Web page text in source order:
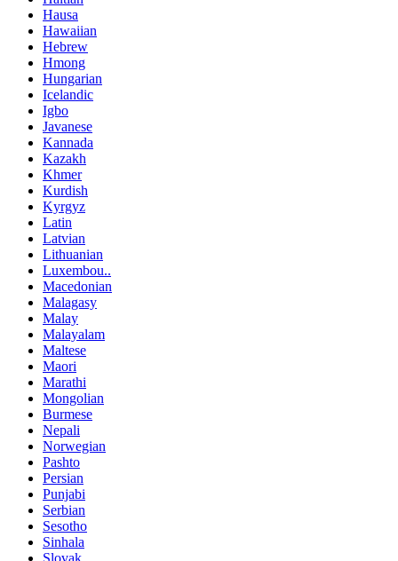
Hausa
Hawaiian
Hebrew
Hmong
Hungarian
Icelandic
Igbo
Javanese
Kannada
Kazakh
Khmer
Kurdish
Kyrgyz
Latin
Latvian
Lithuanian
Luxembou..
Macedonian
Malagasy
Malay
Malayalam
Maltese
Maori
Marathi
Mongolian
Burmese
Nepali
Norwegian
Pashto
Persian
Punjabi
Serbian
Sesotho
Sinhala
Slovak